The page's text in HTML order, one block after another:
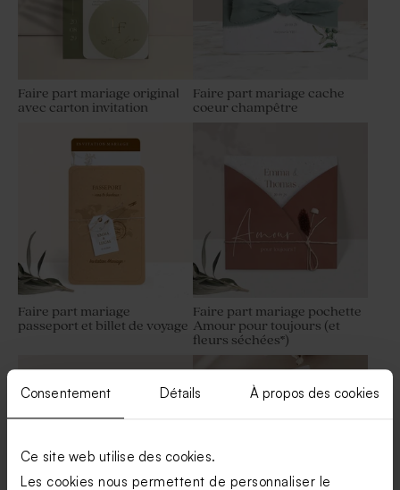
Consentement Détails À propos des cookies
Ce site web utilise des cookies.
Les cookies nous permettent de personnaliser le
Faire part mariage original
avec carton invitation
Faire part mariage cache
coeur champêtre
Faire part mariage
passeport et billet de voyage
Faire part mariage pochette
Amour pour toujours (et
fleurs séchées*)